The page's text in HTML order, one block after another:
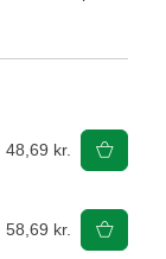
48,69 kr.
58,69 kr.